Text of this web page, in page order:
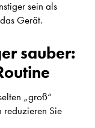
sein als
Gerät.
sauber:
„groß“
reduzieren Sie